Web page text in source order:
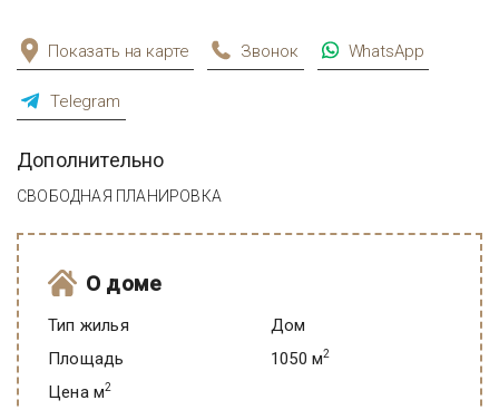
Показать на карте Звонок WhatsApp
Telegram
Дополнительно
СВОБОДНАЯ ПЛАНИРОВКА
О доме
Тип жилья
Дом
Площадь
1050 м2
Цена м2